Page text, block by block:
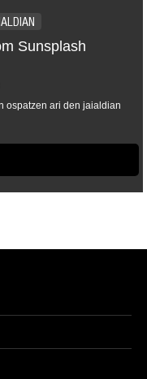
Sunsplash
ospatzen ari den jaialdian